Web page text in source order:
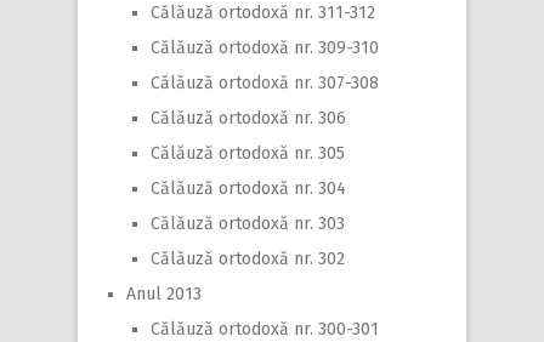
Călăuză ortodoxă nr. 311-312
Călăuză ortodoxă nr. 309-310
Călăuză ortodoxă nr. 307-308
Călăuză ortodoxă nr. 306
Călăuză ortodoxă nr. 305
Călăuză ortodoxă nr. 304
Călăuză ortodoxă nr. 303
Călăuză ortodoxă nr. 302
Anul 2013
Călăuză ortodoxă nr. 300-301